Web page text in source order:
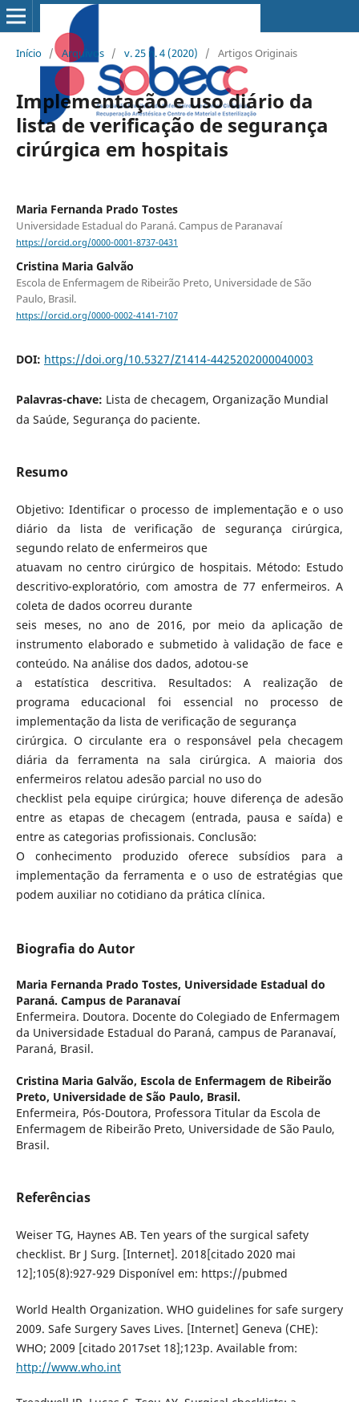
Início / Arquivos / v. 25 n. 4 (2020) / Artigos Originais
Implementação e uso diário da
lista de verificação de segurança
cirúrgica em hospitais
Maria Fernanda Prado Tostes
Universidade Estadual do Paraná. Campus de Paranavaí
https://orcid.org/0000-0001-8737-0431
Cristina Maria Galvão
Escola de Enfermagem de Ribeirão Preto, Universidade de São
Paulo, Brasil.
https://orcid.org/0000-0002-4141-7107
DOI: https://doi.org/10.5327/Z1414-4425202000040003
Palavras-chave: Lista de checagem, Organização Mundial
da Saúde, Segurança do paciente.
Resumo
Objetivo: Identificar o processo de implementação e o uso
diário da lista de verificação de segurança cirúrgica,
segundo relato de enfermeiros que
atuavam no centro cirúrgico de hospitais. Método: Estudo
descritivo-exploratório, com amostra de 77 enfermeiros. A
coleta de dados ocorreu durante
seis meses, no ano de 2016, por meio da aplicação de
instrumento elaborado e submetido à validação de face e
conteúdo. Na análise dos dados, adotou-se
a estatística descritiva. Resultados: A realização de
programa educacional foi essencial no processo de
implementação da lista de verificação de segurança
cirúrgica. O circulante era o responsável pela checagem
diária da ferramenta na sala cirúrgica. A maioria dos
enfermeiros relatou adesão parcial no uso do
checklist pela equipe cirúrgica; houve diferença de adesão
entre as etapas de checagem (entrada, pausa e saída) e
entre as categorias profissionais. Conclusão:
O conhecimento produzido oferece subsídios para a
implementação da ferramenta e o uso de estratégias que
podem auxiliar no cotidiano da prática clínica.
Biografia do Autor
Maria Fernanda Prado Tostes, Universidade Estadual do
Paraná. Campus de Paranavaí
Enfermeira. Doutora. Docente do Colegiado de Enfermagem
da Universidade Estadual do Paraná, campus de Paranavaí,
Paraná, Brasil.
Cristina Maria Galvão, Escola de Enfermagem de Ribeirão
Preto, Universidade de São Paulo, Brasil.
Enfermeira, Pós-Doutora, Professora Titular da Escola de
Enfermagem de Ribeirão Preto, Universidade de São Paulo,
Brasil.
Referências
Weiser TG, Haynes AB. Ten years of the surgical safety
checklist. Br J Surg. [Internet]. 2018[citado 2020 mai
12];105(8):927-929 Disponível em: https://pubmed
World Health Organization. WHO guidelines for safe surgery
2009. Safe Surgery Saves Lives. [Internet] Geneva (CHE):
WHO; 2009 [citado 2017set 18];123p. Available from:
http://www.who.int